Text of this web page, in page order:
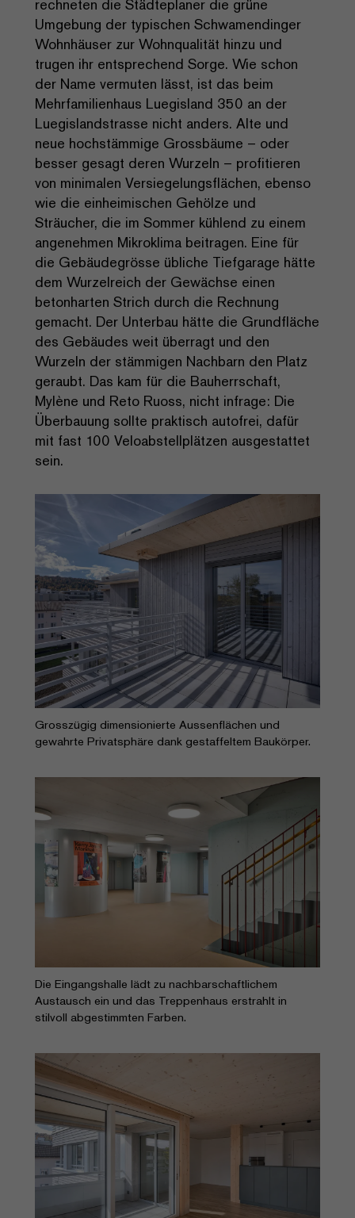
rechneten die Städteplaner die grüne
Umgebung der typischen Schwamendinger
Wohnhäuser zur Wohnqualität hinzu und
trugen ihr entsprechend Sorge. Wie schon
der Name vermuten lässt, ist das beim
Mehrfamilienhaus Luegisland 350 an der
Luegislandstrasse nicht anders. Alte und
neue hochstämmige Grossbäume – oder
besser gesagt deren Wurzeln – profitieren
von minimalen Versiegelungsflächen, ebenso
wie die einheimischen Gehölze und
Sträucher, die im Sommer kühlend zu einem
angenehmen Mikroklima beitragen. Eine für
die Gebäudegrösse übliche Tiefgarage hätte
dem Wurzelreich der Gewächse einen
betonharten Strich durch die Rechnung
gemacht. Der Unterbau hätte die Grundfläche
des Gebäudes weit überragt und den
Wurzeln der stämmigen Nachbarn den Platz
geraubt. Das kam für die Bauherrschaft,
Mylène und Reto Ruoss, nicht infrage: Die
Überbauung sollte praktisch autofrei, dafür
mit fast 100 Veloabstellplätzen ausgestattet
sein.
Grosszügig dimensionierte Aussenflächen und
gewahrte Privatsphäre dank gestaffeltem Baukörper.
Die Eingangshalle lädt zu nachbarschaftlichem
Austausch ein und das Treppenhaus erstrahlt in
stilvoll abgestimmten Farben.